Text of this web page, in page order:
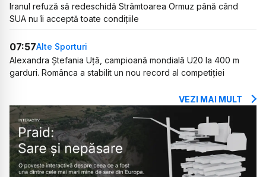
Iranul refuză să redeschidă Strâmtoarea Ormuz până când
SUA nu îi acceptă toate condițiile
07:57Alte Sporturi
Alexandra Ștefania Uță, campioană mondială U20 la 400 m
garduri. Românca a stabilit un nou record al competiției
VEZI MAI MULT